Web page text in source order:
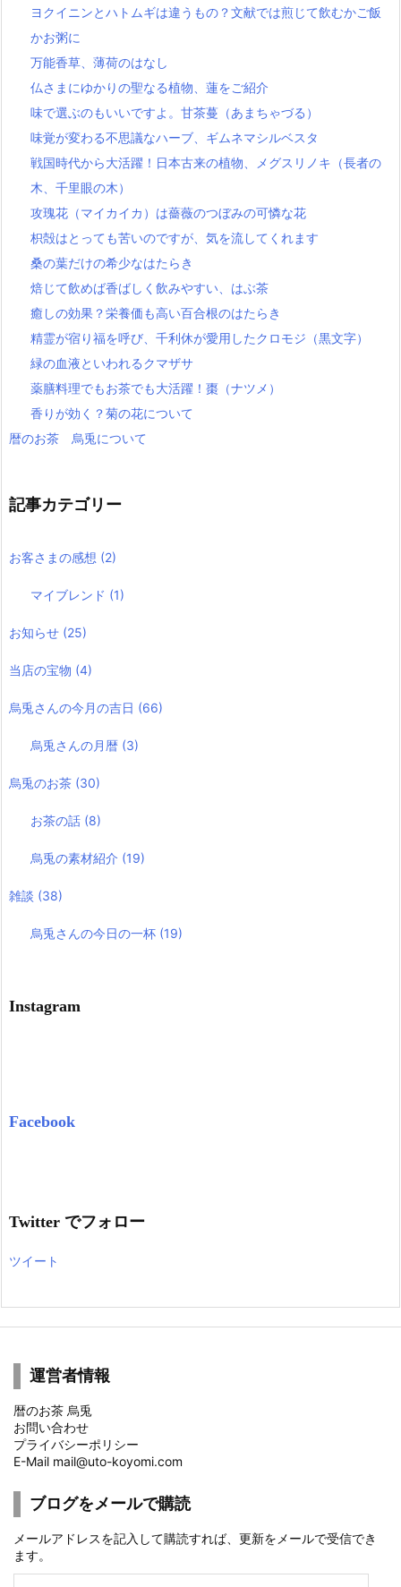
ヨクイニンとハトムギは違うもの？文献では煎じて飲むかご飯
かお粥に
万能香草、薄荷のはなし
仏さまにゆかりの聖なる植物、蓮をご紹介
味で選ぶのもいいですよ。甘茶蔓（あまちゃづる）
味覚が変わる不思議なハーブ、ギムネマシルベスタ
戦国時代から大活躍！日本古来の植物、メグスリノキ（長者の
木、千里眼の木）
攻瑰花（マイカイカ）は薔薇のつぼみの可憐な花
枳殻はとっても苦いのですが、気を流してくれます
桑の葉だけの希少なはたらき
焙じて飲めば香ばしく飲みやすい、はぶ茶
癒しの効果？栄養価も高い百合根のはたらき
精霊が宿り福を呼び、千利休が愛用したクロモジ（黒文字）
緑の血液といわれるクマザサ
薬膳料理でもお茶でも大活躍！棗（ナツメ）
香りが効く？菊の花について
暦のお茶 烏兎について
記事カテゴリー
お客さまの感想 (2)
マイブレンド (1)
お知らせ (25)
当店の宝物 (4)
烏兎さんの今月の吉日 (66)
烏兎さんの月暦 (3)
烏兎のお茶 (30)
お茶の話 (8)
烏兎の素材紹介 (19)
雑談 (38)
烏兎さんの今日の一杯 (19)
Instagram
Facebook
Twitter でフォロー
ツイート
運営者情報
暦のお茶 烏兎
お問い合わせ
プライバシーポリシー
E-Mail mail@uto-koyomi.com
ブログをメールで購読
メールアドレスを記入して購読すれば、更新をメールで受信でき
ます。